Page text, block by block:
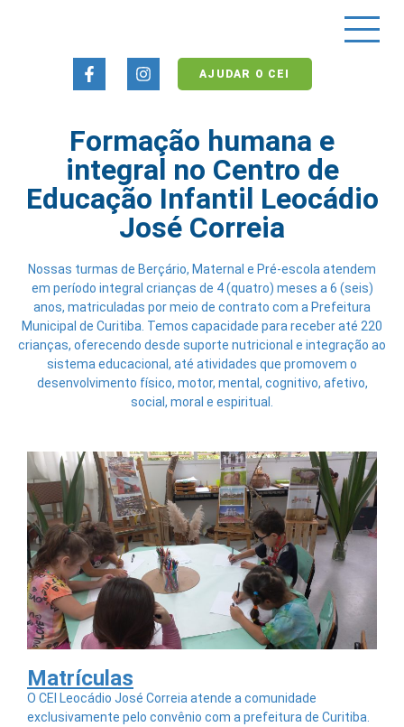
AJUDAR O CEI
Formação humana e
integral no Centro de
Educação Infantil Leocádio
José Correia
Nossas turmas de Berçário, Maternal e Pré-escola atendem
em período integral crianças de 4 (quatro) meses a 6 (seis)
anos, matriculadas por meio de contrato com a Prefeitura
Municipal de Curitiba. Temos capacidade para receber até 220
crianças, oferecendo desde suporte nutricional e integração ao
sistema educacional, até atividades que promovem o
desenvolvimento físico, motor, mental, cognitivo, afetivo,
social, moral e espiritual.
Matrículas
O CEI Leocádio José Correia atende a comunidade
exclusivamente pelo convênio com a prefeitura de Curitiba.